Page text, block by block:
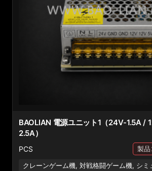
BAOLIAN 電源ユニット1（24V-1.5A /
2.5A）
PCS 製
クレーンゲーム機, 対戦格闘ゲーム機, シミ